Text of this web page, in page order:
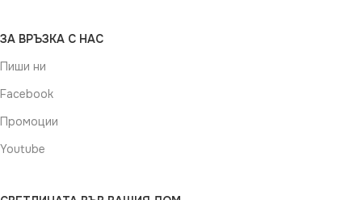
ЗА ВРЪЗКА С НАС
Пиши ни
Facebook
Промоции
Youtube